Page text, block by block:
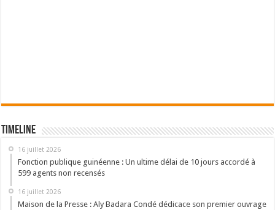
Timeline
16 juillet 2026
Fonction publique guinéenne : Un ultime délai de 10 jours accordé à
599 agents non recensés
16 juillet 2026
Maison de la Presse : Aly Badara Condé dédicace son premier ouvrage